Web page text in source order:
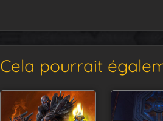
Cela pourrait